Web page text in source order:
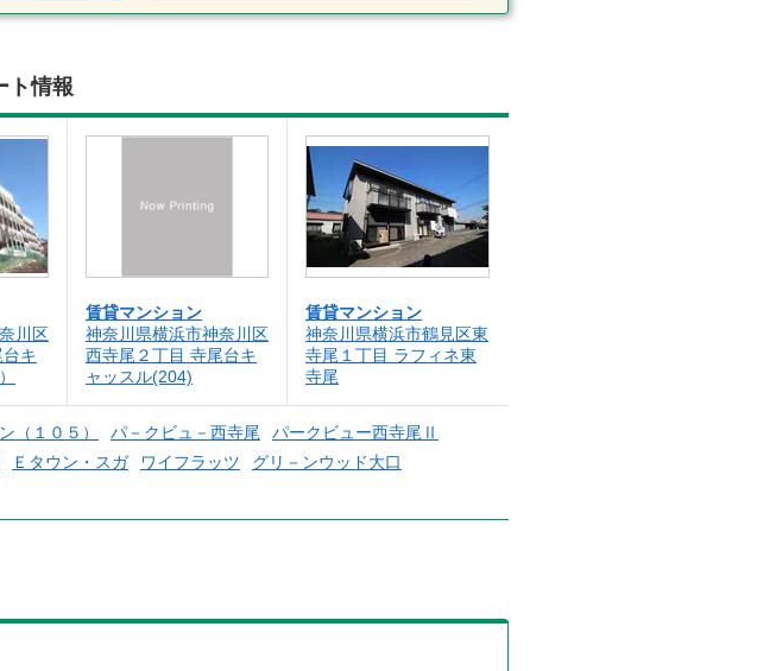
ト情報
川区
キ
賃貸マンション
神奈川県横浜市神奈川区
西寺尾２丁目 寺尾台キ
ャッスル(204)
賃貸マンション
神奈川県横浜市鶴見区東
寺尾１丁目 ラフィネ東
寺尾
（１０５） パ－クビュ－西寺尾
パークビュー西寺尾Ⅱ
Ｅタウン・スガ ワイフラッツ
グリ－ンウッド大口